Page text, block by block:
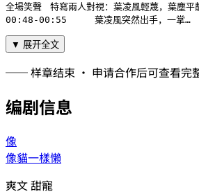
全場笑聲	特寫兩人對視：葉凌風輕蔑，葉塵平靜中藏著火焰
00:48-00:55	葉凌風突然出手，一掌…
▼ 展开全文
── 样章结束 · 申请合作后可查看
编剧信息
像
像貓一樣懶
爽文 甜寵